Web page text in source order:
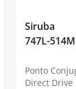
Siruba
747L-
Ponto
Direct Drive